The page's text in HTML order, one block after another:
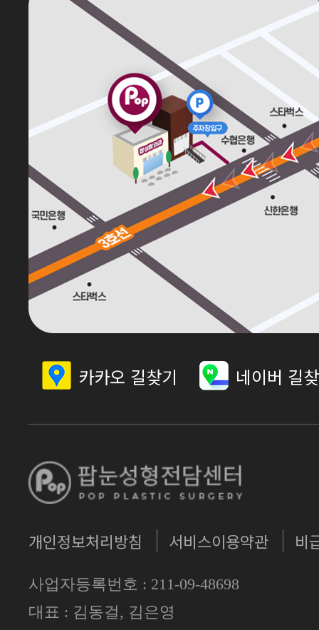
카카오 길찾기 네이버 길
개인정보처리방침 서비스이용약관 비
사업자등록번호 : 211-09-48698
대표 : 김동걸, 김은영